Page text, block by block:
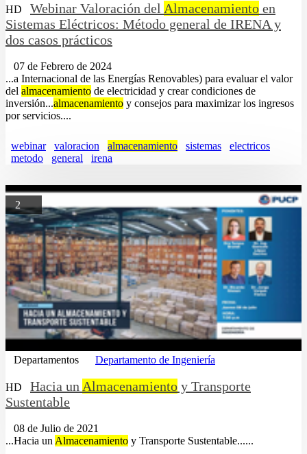
HD Webinar Valoración del Almacenamiento en
Sistemas Eléctricos: Método general de IRENA y
dos casos prácticos
07 de Febrero de 2024
...a Internacional de las Energías Renovables) para evaluar el valor
del almacenamiento de electricidad y crear condiciones de
inversión...almacenamiento y consejos para maximizar los ingresos
por servicios....
webinar valoracion almacenamiento sistemas
electricos
metodo
general irena
2
Departamentos Departamento de Ingeniería
HD Hacia un Almacenamiento y Transporte
Sustentable
08 de Julio de 2021
...Hacia un Almacenamiento y Transporte Sustentable......